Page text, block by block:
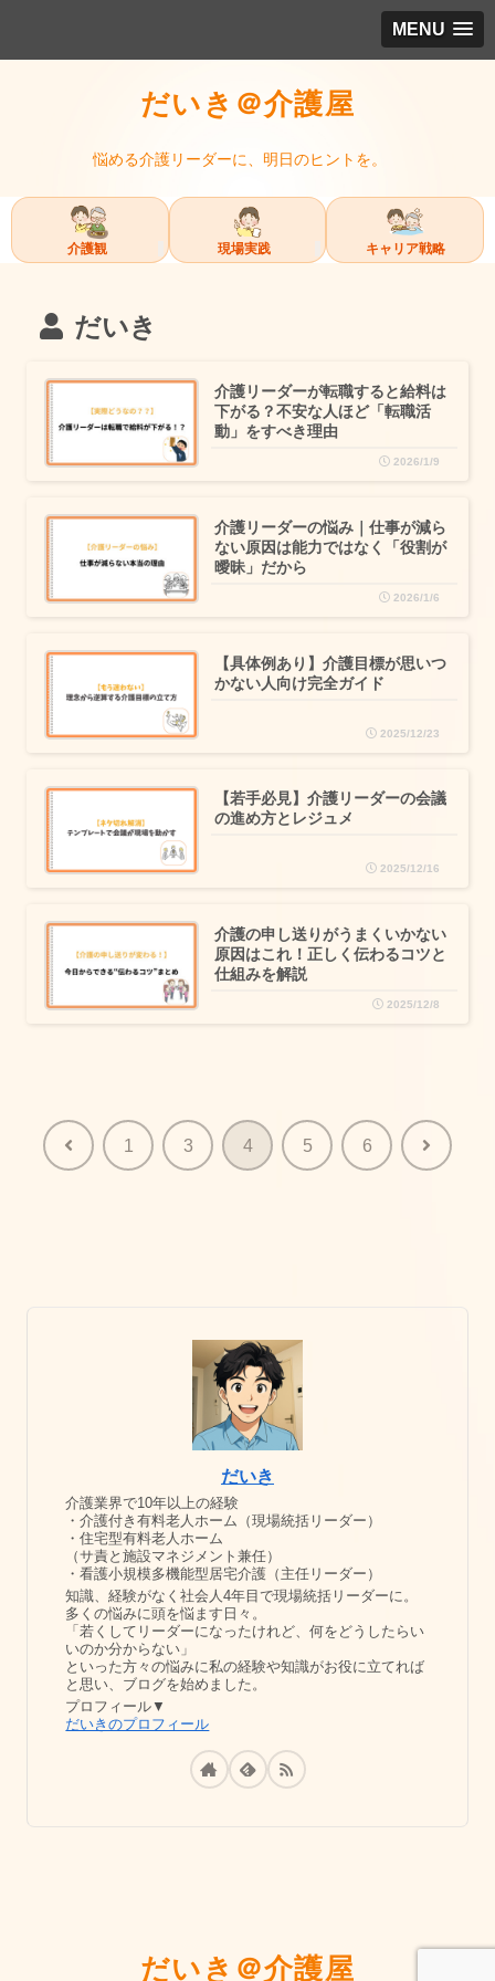
MENU
だいき＠介護屋
悩める介護リーダーに、明日のヒントを。
介護観 現場実践 キャリア戦略
だいき
介護リーダーが転職すると給料は
下がる？不安な人ほど「転職活
動」をすべき理由
2026/1/9
介護リーダーの悩み｜仕事が減ら
ない原因は能力ではなく「役割が
曖昧」だから
2026/1/6
【具体例あり】介護目標が思いつ
かない人向け完全ガイド
2025/12/23
【若手必見】介護リーダーの会議
の進め方とレジュメ
2025/12/16
介護の申し送りがうまくいかない
原因はこれ！正しく伝わるコツと
仕組みを解説
2025/12/8
前 1 3 4 5 6 次
だいき
介護業界で10年以上の経験
・介護付き有料老人ホーム（現場統括リーダー）
・住宅型有料老人ホーム
（サ責と施設マネジメント兼任）
・看護小規模多機能型居宅介護（主任リーダー）
知識、経験がなく社会人4年目で現場統括リーダーに。
多くの悩みに頭を悩ます日々。
「若くしてリーダーになったけれど、何をどうしたらい
いのか分からない」
といった方々の悩みに私の経験や知識がお役に立てれば
と思い、ブログを始めました。
プロフィール▼
だいきのプロフィール
だいき＠介護屋